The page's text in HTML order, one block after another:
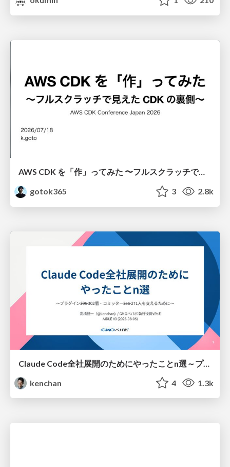
AWS CDK を「作」ってみた 〜フルスクラッチで見えた CDK の裏側〜 / aws-cdk-from-scratch
gotok365
3 2.8k
Claude Code全社展開のためにやったことn選～プラグイン302個・コミッター271人を支えるために～
kenchan
4 1.3k